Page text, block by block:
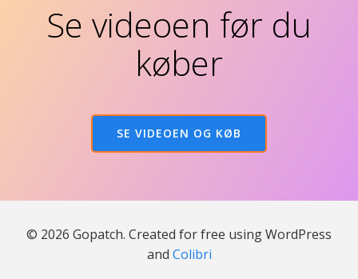
Se videoen før du
køber
SE VIDEOEN OG KØB
© 2026 Gopatch. Created for free using WordPress
and Colibri